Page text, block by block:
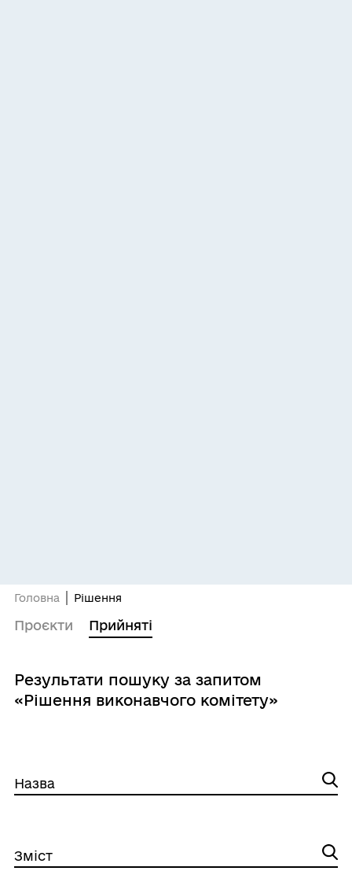
Головна Рішення
Проєкти Прийняті
Результати пошуку за запитом
«Рішення виконавчого комітету»
Назва
Зміст